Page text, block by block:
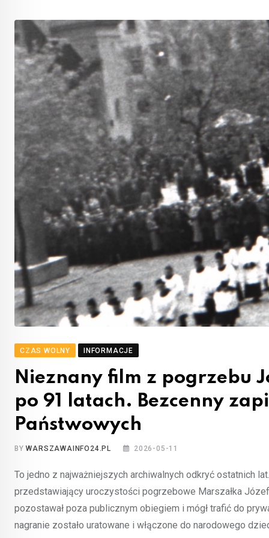
CZAS WOLNY INFORMACJE
Nieznany film z pogrzebu
po 91 latach. Bezcenny
Państwowych
BYWARSZAWAINFO24.PL 2026-05-11
To jedno z najważniejszych archiwalnych odkryć ostatnich
przedstawiający uroczystości pogrzebowe Marszałka
pozostawał poza publicznym obiegiem i mógł trafić do
nagranie zostało uratowane i włączone do narodowego